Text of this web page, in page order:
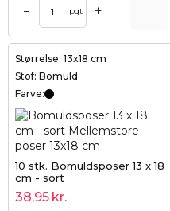
– pqt +
Størrelse: 13x18 cm
Stof: Bomuld
Farve:
10 stk. Bomuldsposer 13 x 18
cm - sort
38,95 kr.